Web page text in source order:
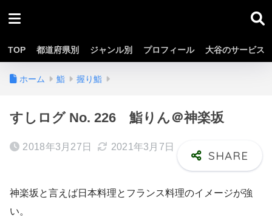
TOP 都道府県別 ジャンル別 プロフィール 大谷のサービス
ホーム 鮨 握り鮨
すしログ No. 226 鮨りん＠神楽坂
2018年3月27日 2021年3月7日
神楽坂と言えば日本料理とフランス料理のイメージが強
い。